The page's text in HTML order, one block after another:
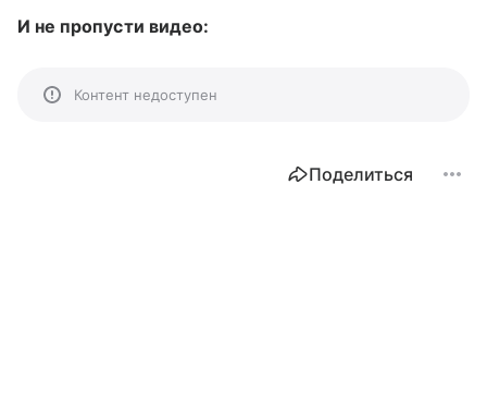
И не пропусти видео:
Контент недоступен
Поделиться